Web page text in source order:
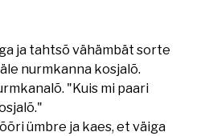
ja tahtsõ vähämbät sorte
nurmkanna kosjalõ.
"Kuis mi paari
ümbre ja kaes, et väiga